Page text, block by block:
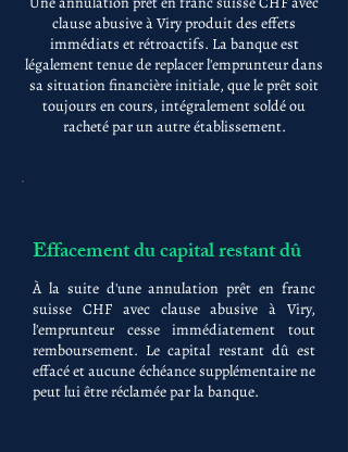
clause abusive à Viry produit des effets
immédiats et rétroactifs. La banque est
légalement tenue de replacer l'emprunteur dans
sa situation financière initiale, que le prêt soit
toujours en cours, intégralement soldé ou
racheté par un autre établissement.
Effacement du capital restant dû
À la suite d'une annulation prêt en franc
suisse CHF avec clause abusive à Viry,
l'emprunteur cesse immédiatement tout
remboursement. Le capital restant dû est
effacé et aucune échéance supplémentaire ne
peut lui être réclamée par la banque.